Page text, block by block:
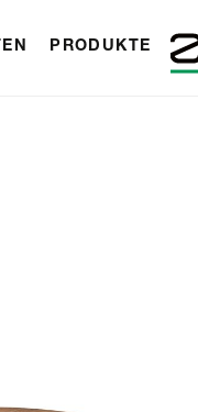
PRODUKTE